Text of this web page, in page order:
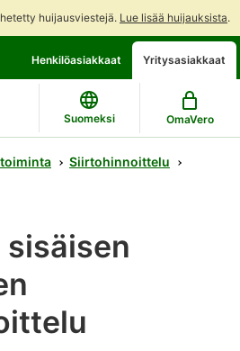
huijausviestejä. Lue lisää huijauksista.
suoraan
sisältöön
koko
sivuston
hakuun
Henkilöasiakkaat Yritysasiakkaat
Suomeksi OmaVero
Siirtohinnoittelu
sisäisen